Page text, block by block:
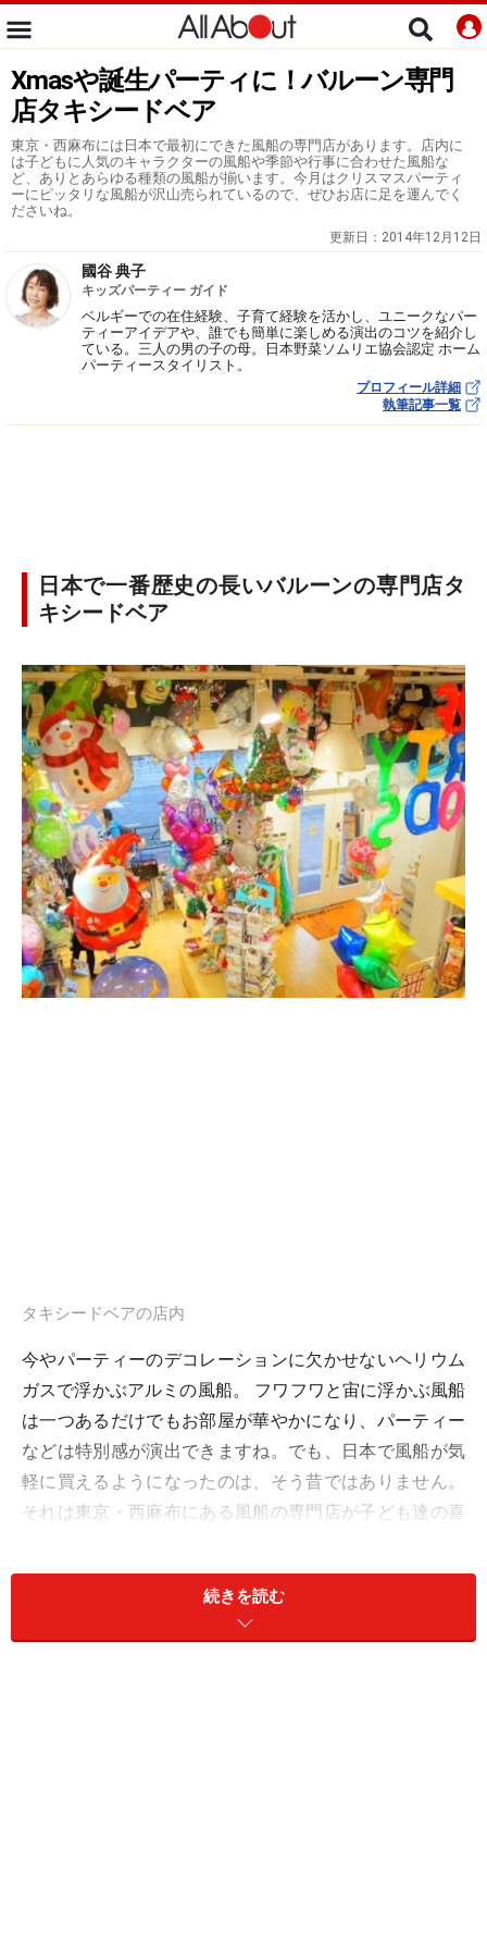
Xmasや誕生パーティに！バルーン専門
店タキシードベア
東京・西麻布には日本で最初にできた風船の専門店があります。店内に
は子どもに人気のキャラクターの風船や季節や行事に合わせた風船な
ど、ありとあらゆる種類の風船が揃います。今月はクリスマスパーティ
ーにピッタリな風船が沢山売られているので、ぜひお店に足を運んでく
ださいね。
更新日： 2014年12月12日
國谷 典子
キッズパーティー ガイド
ベルギーでの在住経験、子育て経験を活かし、ユニークなパー
ティーアイデアや、誰でも簡単に楽しめる演出のコツを紹介し
ている。三人の男の子の母。日本野菜ソムリエ協会認定 ホーム
パーティースタイリスト。
プロフィール詳細
執筆記事一覧
日本で一番歴史の長いバルーンの専門店タ
キシードベア
タキシードベアの店内
今やパーティーのデコレーションに欠かせないヘリウム
ガスで浮かぶアルミの風船。 フワフワと宙に浮かぶ風船
は一つあるだけでもお部屋が華やかになり、パーティー
などは特別感が演出できますね。でも、日本で風船が気
軽に買えるようになったのは、そう昔ではありません。
それは東京・西麻布にある風船の専門店が子ども達の喜
かもしれません。
1986年、日本で初めてのバルーンの専門店・タキシード
続きを読む